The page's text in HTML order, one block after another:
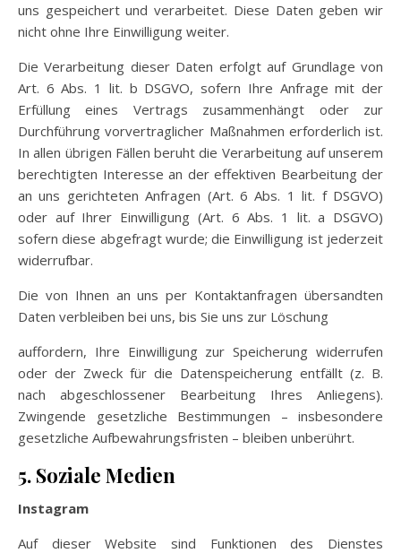
uns gespeichert und verarbeitet. Diese Daten geben wir
nicht ohne Ihre Einwilligung weiter.
Die Verarbeitung dieser Daten erfolgt auf Grundlage von
Art. 6 Abs. 1 lit. b DSGVO, sofern Ihre Anfrage mit der
Erfüllung eines Vertrags zusammenhängt oder zur
Durchführung vorvertraglicher Maßnahmen erforderlich ist.
In allen übrigen Fällen beruht die Verarbeitung auf unserem
berechtigten Interesse an der effektiven Bearbeitung der
an uns gerichteten Anfragen (Art. 6 Abs. 1 lit. f DSGVO)
oder auf Ihrer Einwilligung (Art. 6 Abs. 1 lit. a DSGVO)
sofern diese abgefragt wurde; die Einwilligung ist jederzeit
widerrufbar.
Die von Ihnen an uns per Kontaktanfragen übersandten
Daten verbleiben bei uns, bis Sie uns zur Löschung
auffordern, Ihre Einwilligung zur Speicherung widerrufen
oder der Zweck für die Datenspeicherung entfällt (z. B.
nach abgeschlossener Bearbeitung Ihres Anliegens).
Zwingende gesetzliche Bestimmungen – insbesondere
gesetzliche Aufbewahrungsfristen – bleiben unberührt.
5. Soziale Medien
Instagram
Auf dieser Website sind Funktionen des Dienstes